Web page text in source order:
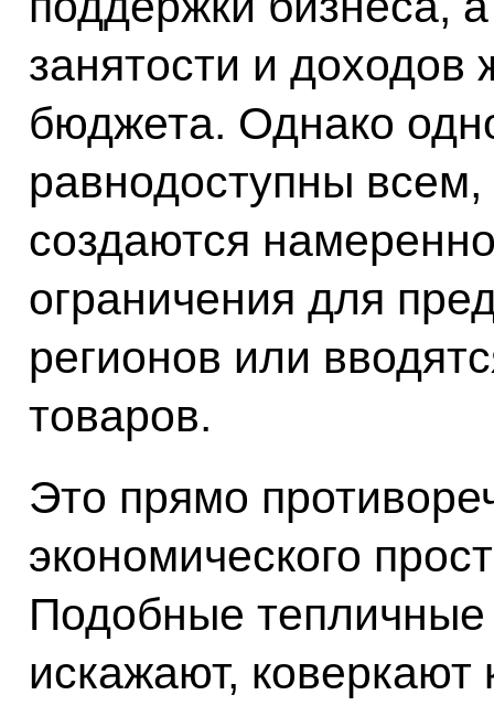
занятости и
бюджета. Однако
равнодоступны всем,
создаются
ограничения для
регионов или
товаров.
Это прямо
экономического
Подобные тепличные
искажают, коверкают